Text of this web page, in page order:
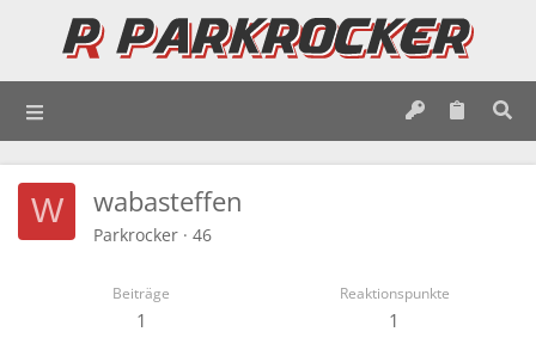
W wabasteffen
Parkrocker · 46
Beiträge
1
Reaktionspunkte
1